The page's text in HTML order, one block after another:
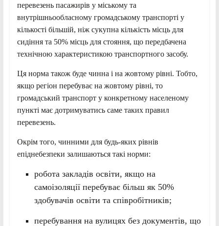
перевезень пасажирів у міському та
внутрішньообласному громадському транспорті у
кількості більшій, ніж сукупна кількість місць для
сидіння та 50% місць для стояння, що передбачена
технічною характеристикою транспортного засобу.
Ця норма також буде чинна і на жовтому рівні. Тобто,
якщо регіон перебуває на жовтому рівні, то
громадський транспорт у конкретному населеному
пункті має дотримуватись саме таких правил
перевезень.
Окрім того, чинними для будь-яких рівнів
епіднебезпеки залишаються такі норми:
робота закладів освіти, якщо на
самоізоляції перебуває більш як 50%
здобувачів освіти та співробітників;
перебування на вулицях без документів, що